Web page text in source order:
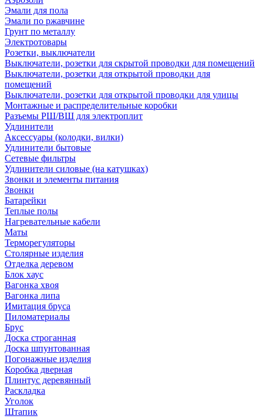
Эмали для пола
Эмали по ржавчине
Грунт по металлу
Электротовары
Розетки, выключатели
Выключатели, розетки для скрытой проводки для помещений
Выключатели, розетки для открытой проводки для
помещений
Выключатели, розетки для открытой проводки для улицы
Монтажные и распределительные коробки
Разъемы РШ/ВШ для электроплит
Удлинители
Аксессуары (колодки, вилки)
Удлинители бытовые
Сетевые фильтры
Удлинители силовые (на катушках)
Звонки и элементы питания
Звонки
Батарейки
Теплые полы
Нагревательные кабели
Маты
Терморегуляторы
Столярные изделия
Отделка деревом
Блок хаус
Вагонка хвоя
Вагонка липа
Имитация бруса
Пиломатериалы
Брус
Доска строганная
Доска шпунтованная
Погонажные изделия
Коробка дверная
Плинтус деревянный
Раскладка
Уголок
Штапик